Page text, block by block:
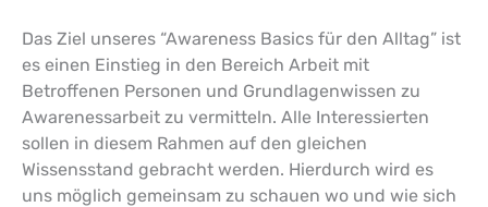
Das Ziel unseres “Awareness Basics für den Alltag” ist
es einen Einstieg in den Bereich Arbeit mit
Betroffenen Personen und Grundlagenwissen zu
Awarenessarbeit zu vermitteln. Alle Interessierten
sollen in diesem Rahmen auf den gleichen
Wissensstand gebracht werden. Hierdurch wird es
uns möglich gemeinsam zu schauen wo und wie sich